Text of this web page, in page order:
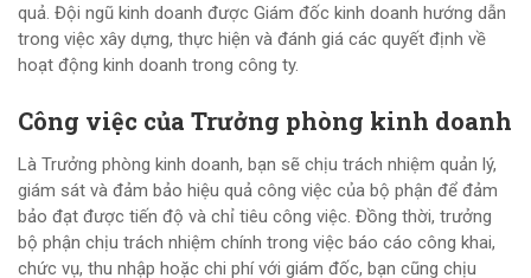
quả. Đội ngũ kinh doanh được Giám đốc kinh doanh hướng dẫn
trong việc xây dựng, thực hiện và đánh giá các quyết định về
hoạt động kinh doanh trong công ty.
Công việc của Trưởng phòng kinh doanh
Là Trưởng phòng kinh doanh, bạn sẽ chịu trách nhiệm quản lý,
giám sát và đảm bảo hiệu quả công việc của bộ phận để đảm
bảo đạt được tiến độ và chỉ tiêu công việc. Đồng thời, trưởng
bộ phận chịu trách nhiệm chính trong việc báo cáo công khai,
chức vụ, thu nhập hoặc chi phí với giám đốc, bạn cũng chịu